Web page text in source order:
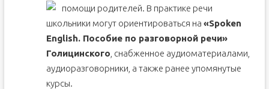
помощи родителей. В практике речи
школьники могут ориентироваться на «Spoken
English. Пособие по разговорной речи»
Голицинского , снабженное аудиоматериалами,
аудиоразговорники, а также ранее упомянутые
курсы.